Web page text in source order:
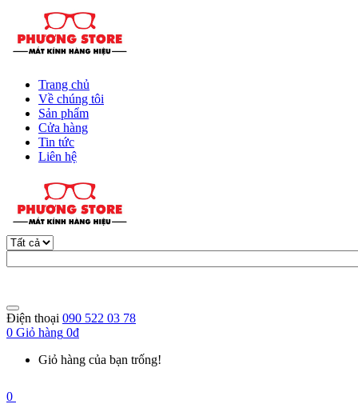
Trang chủ
Về chúng tôi
Sản phẩm
Cửa hàng
Tin tức
Liên hệ
Điện thoại 090 522 03 78
0 Giỏ hàng 0đ
Giỏ hàng của bạn trống!
0